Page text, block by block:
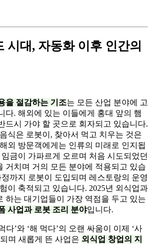
시대, 자동화 이후 인간의
을 절감하는 기조는 모든 산업 분야에 고
다. 해외에 있는 이들에게 홍대 앞의 햄
드시 가야 할 곳으로 회자되고 있습니다.
식은 로봇이, 찾아서 먹고 치우는 것은
외 방문객에게는 인류의 미래로 인지됩
금이 가파르게 오르며 처음 시도되었던
거치며 거의 모든 분야에 적용되고 있습
까지 로봇이 도입되며 레스토랑의 운영
이 축적되고 있습니다. 2025년 외식업과
하는 대기업들이 가장 역점을 두고 있는
사업과 로봇 조리 분야입니다.
다’와 ‘해 먹다’의 오랜 싸움이 이제 ‘사
며 새롭게 뜬 사업은 외식업 창업의 지